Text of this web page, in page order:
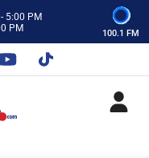
- 5:00 PM
PM
EQUIPO
- 5:00 PM
PM
100.1 FM